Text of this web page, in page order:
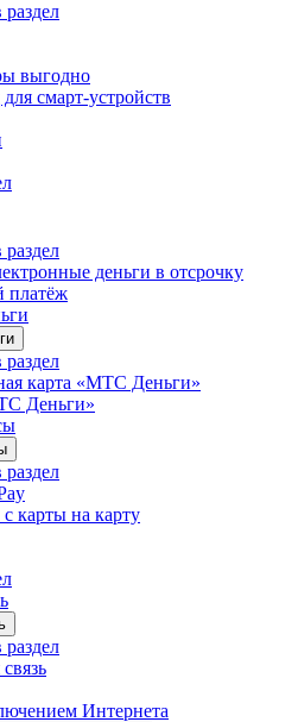
выгодно
смарт-устройств
деньги в отсрочку
платёж
карта «МТС Деньги»
Деньги»
карты на карту
Интернета